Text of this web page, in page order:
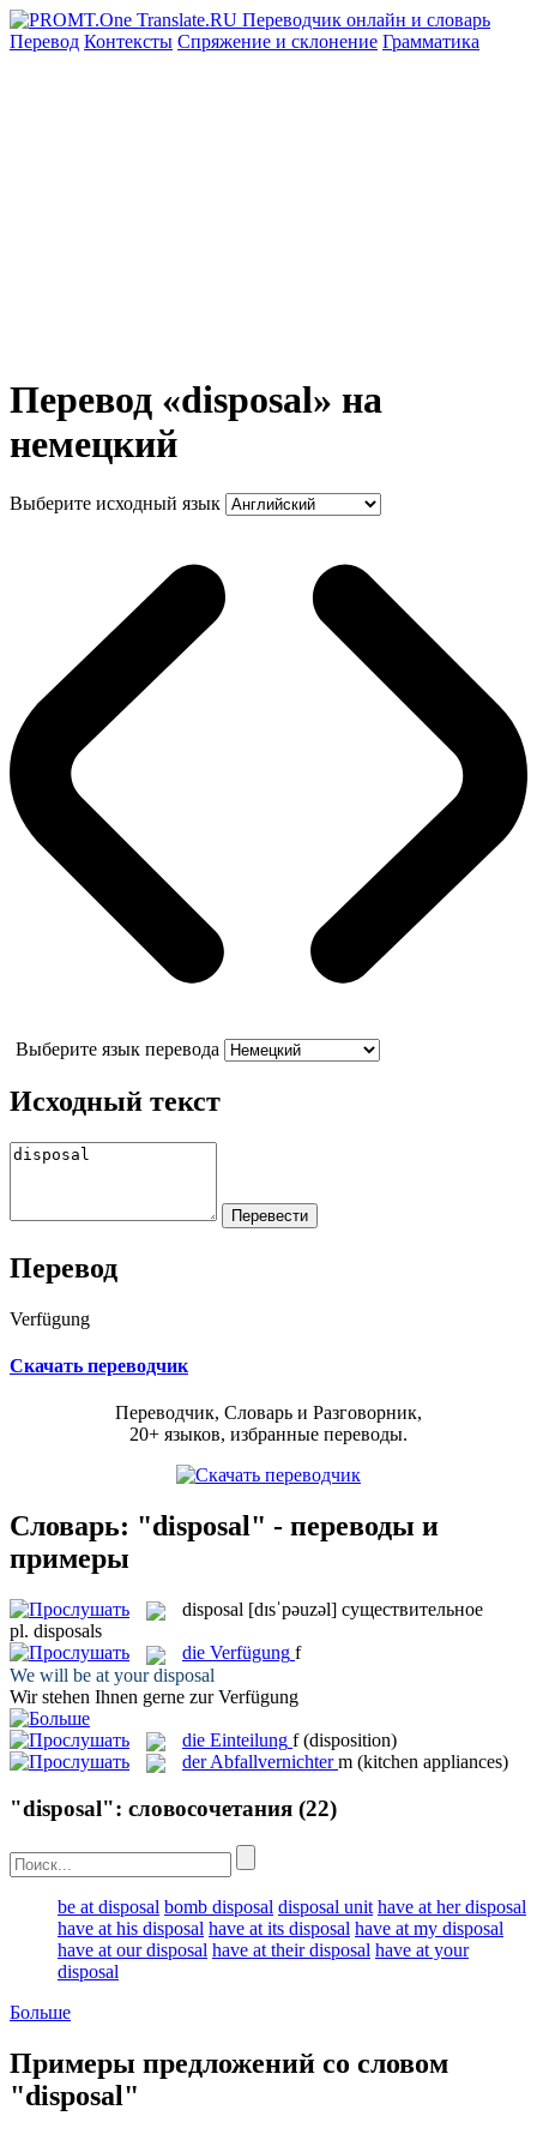
Перевод Контексты Спряжение и склонение Грамматика
Перевод «disposal» на
немецкий
Выберите исходный язык
Выберите язык перевода
Исходный текст
Перевод
Verfügung
Скачать переводчик
Переводчик, Словарь и Разговорник,
20+ языков, избранные переводы.
Словарь: "disposal" - переводы и
примеры
disposal [dɪsˈpəuzəl] существительное
pl. disposals
die Verfügung f
We will be at yourdisposal
Wir stehen Ihnen gerne zurVerfügung
die Einteilung f (disposition)
derAbfallvernichter m (kitchen appliances)
"disposal": словосочетания (22)
be at disposal bomb disposal disposal unit have at her disposal
have at his disposal have at its disposal have at my disposal
have at our disposal have at their disposal have at your
disposal
Больше
Примеры предложений со словом
"disposal"